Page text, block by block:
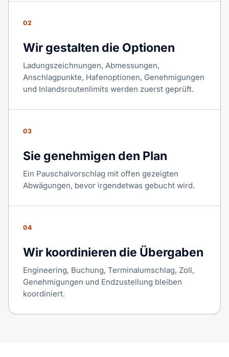
02
Wir gestalten die Optionen
Ladungszeichnungen, Abmessungen,
Anschlagpunkte, Hafenoptionen, Genehmigungen
und Inlandsroutenlimits werden zuerst geprüft.
03
Sie genehmigen den Plan
Ein Pauschalvorschlag mit offen gezeigten
Abwägungen, bevor irgendetwas gebucht wird.
04
Wir koordinieren die Übergaben
Engineering, Buchung, Terminalumschlag, Zoll,
Genehmigungen und Endzustellung bleiben
koordiniert.